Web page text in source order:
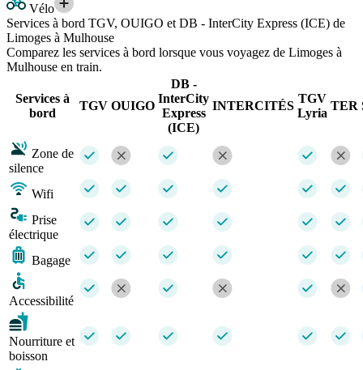
Vélo
Services à bord TGV, OUIGO et DB - InterCity Express (ICE) de
Limoges à Mulhouse
Comparez les services à bord lorsque vous voyagez de Limoges à
Mulhouse en train.
Services à
bord
TGV OUIGO
DB -
InterCity
Express
(ICE)
INTERCITÉS
TGV
Lyria
TER
Zone de
silence
Wifi
Prise
électrique
Bagage
Accessibilité
Nourriture et
boisson